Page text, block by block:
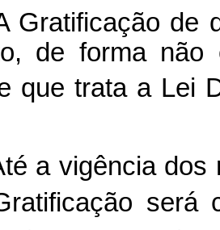
de
de forma não
que trata a Lei
a vigência dos
será